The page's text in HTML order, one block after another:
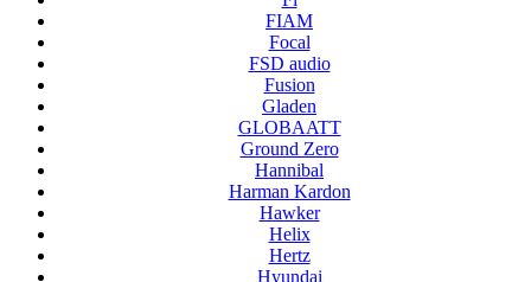
FIAM
Focal
FSD audio
Fusion
Gladen
GLOBAATT
Ground Zero
Hannibal
Harman Kardon
Hawker
Helix
Hertz
Hyundai